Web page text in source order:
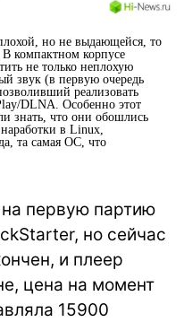
но не выдающейся, то
В компактном корпусе
не только неплохую
звук (в первую очередь
реализовать
DLNA. Особенно этот
знать, что они обошлись
в Linux,
та самая ОС, что
первую партию
но сейчас
и плеер
цена на момент
15900